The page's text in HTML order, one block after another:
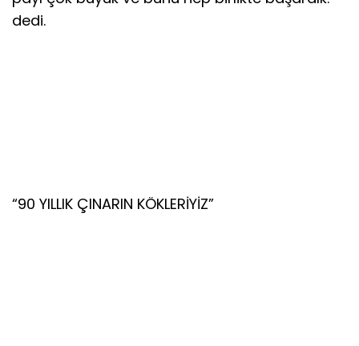
dedi.
“90 YILLIK ÇINARIN KÖKLERİYİZ”